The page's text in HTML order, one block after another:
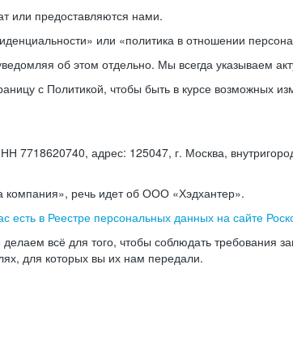
или предоставляются нами.
или «политика в отношении
об этом отдельно. Мы всегда указываем
с Политикой, чтобы быть в курсе
адрес: 125047, г. Москва,
компания», речь идет об ООО «Хэдхантер».
есть в Реестре персональных данных на сайте
всё для того, чтобы соблюдать требования
для которых вы их нам передали.